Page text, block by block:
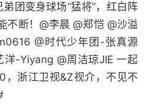
团变身球场“猛将”，红白阵
不断！@李晨 @郑恺 @沙溢
@时代少年团-张真源
洋-Yiyang @周洁琼JIE 一起
，浙江卫视&Z视介，不见不